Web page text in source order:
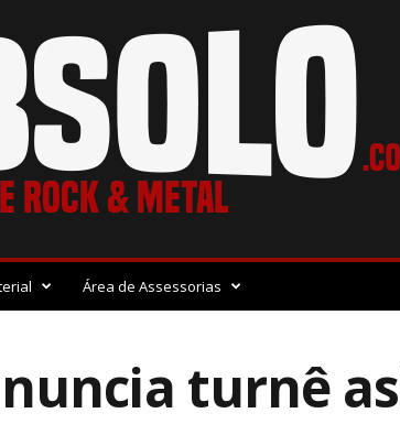
Área de Assessorias
turnê